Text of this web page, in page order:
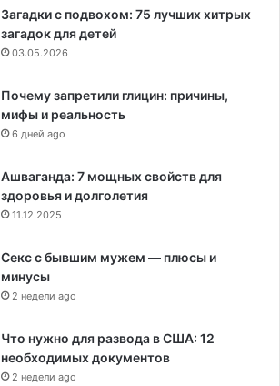
Загадки с подвохом: 75 лучших хитрых
загадок для детей
03.05.2026
Почему запретили глицин: причины,
мифы и реальность
6 дней ago
Ашваганда: 7 мощных свойств для
здоровья и долголетия
11.12.2025
Секс с бывшим мужем — плюсы и
минусы
2 недели ago
Что нужно для развода в США: 12
необходимых документов
2 недели ago